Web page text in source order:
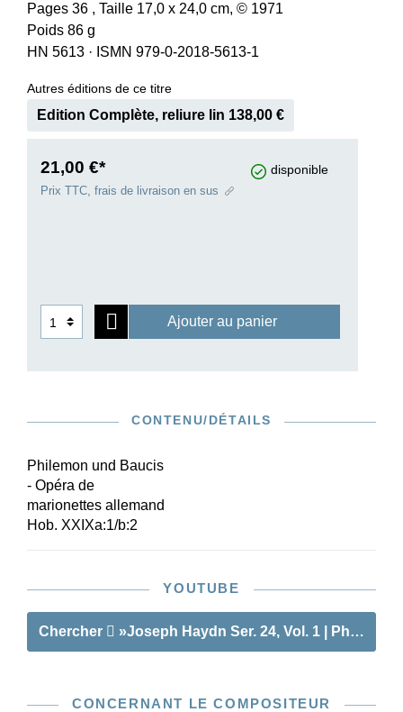
Pages 36 , Taille 17,0 x 24,0 cm, © 1971
Poids 86 g
HN 5613 · ISMN 979-0-2018-5613-1
Autres éditions de ce titre
Edition Complète, reliure lin 138,00 €
21,00 €* disponible
Prix TTC, frais de livraison en sus
Ajouter au panier
CONTENU/DÉTAILS
Philemon und Baucis
- Opéra de
marionettes allemand
Hob. XXIXa:1/b:2
YOUTUBE
Chercher »Joseph Haydn Ser. 24, Vol. 1 |
CONCERNANT LE COMPOSITEUR